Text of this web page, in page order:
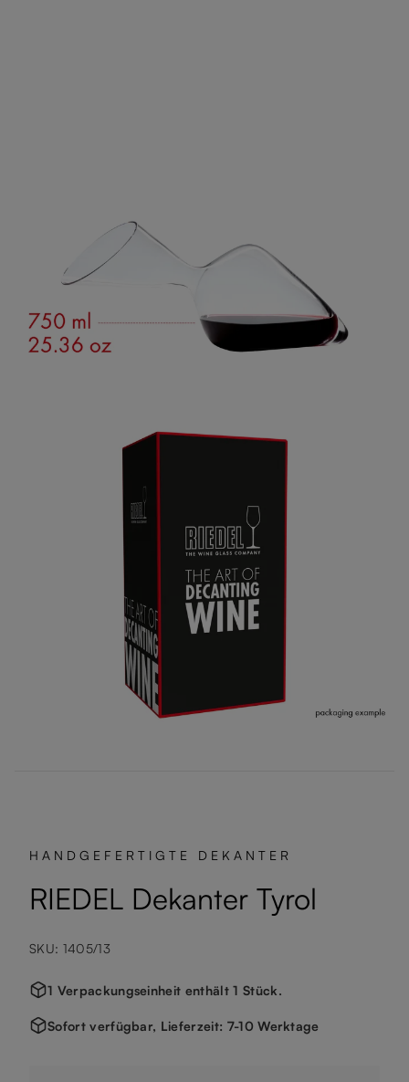
HANDGEFERTIGTE DEKANTER
RIEDEL Dekanter Tyrol
SKU: 1405/13
1 Verpackungseinheit enthält 1 Stück.
Sofort verfügbar, Lieferzeit: 7-10 Werktage